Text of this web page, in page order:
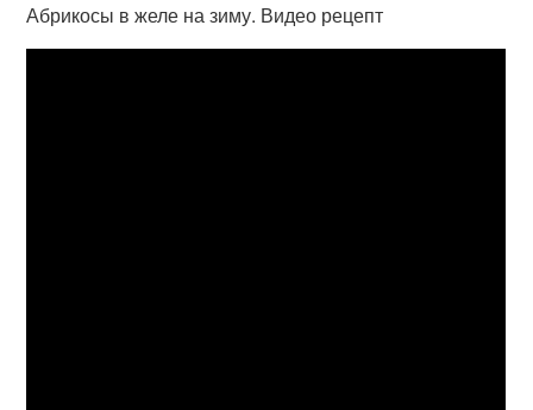
Абрикосы в желе на зиму. Видео рецепт